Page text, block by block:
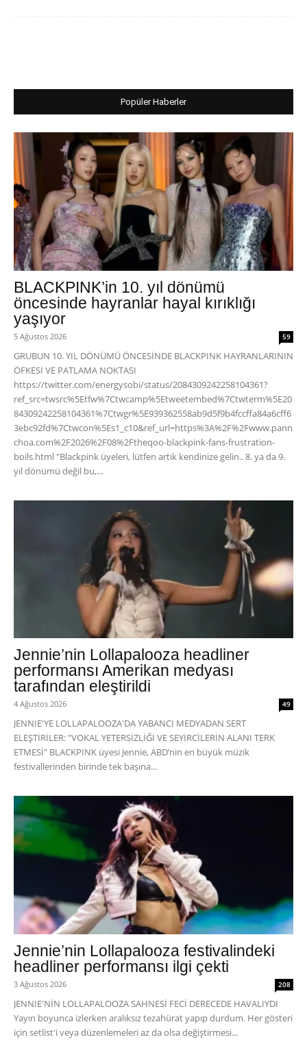
Popüler Haberler
BLACKPINK’in 10. yıl dönümü
öncesinde hayranlar hayal kırıklığı
yaşıyor
5 Ağustos 2026 59
GRUBUN 10. YIL DÖNÜMÜ ÖNCESİNDE BLACKPINK HAYRANLARININ
ÖFKESİ VE PATLAMA NOKTASI
https://twitter.com/energysobi/status/2084309242258104361?
ref_src=twsrc%5Etfw%7Ctwcamp%5Etweetembed%7Ctwterm%5E20
84309242258104361%7Ctwgr%5E939362558ab9d5f9b4fccffa84a6cff6
3ebc92fd%7Ctwcon%5Es1_c10&ref_url=https%3A%2F%2Fwww.pann
choa.com%2F2026%2F08%2Ftheqoo-blackpink-fans-frustration-
boils.html "Blackpink üyeleri, lütfen artık kendinize gelin.. 8. ya da 9.
yıl dönümü değil bu,...
Jennie’nin Lollapalooza headliner
performansı Amerikan medyası
tarafından eleştirildi
4 Ağustos 2026 49
JENNIE'YE LOLLAPALOOZA'DA YABANCI MEDYADAN SERT
ELEŞTİRİLER: "VOKAL YETERSİZLİĞİ VE SEYİRCİLERİN ALANI TERK
ETMESİ" BLACKPINK üyesi Jennie, ABD’nin en büyük müzik
festivallerinden birinde tek başına...
Jennie’nin Lollapalooza festivalindeki
headliner performansı ilgi çekti
3 Ağustos 2026 208
JENNIE'NİN LOLLAPALOOZA SAHNESİ FECİ DERECEDE HAVALIYDI
Yayın boyunca izlerken aralıksız tezahürat yapıp durdum. Her gösteri
için setlist'i veya düzenlemeleri az da olsa değiştirmesi...